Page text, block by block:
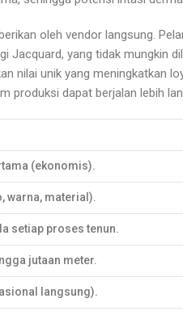
oleh vendor langsung.
yang tidak mungkin
nilai unik yang meningkatkan
produksi dapat berjalan lebih
(ekonomis).
warna, material).
setiap proses tenun.
jutaan meter.
langsung).